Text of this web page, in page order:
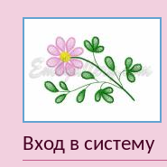
Вход в систему